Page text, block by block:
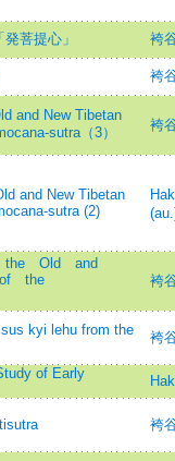
菩提心」 袴
袴
and New Tibetan
（3）
袴
and New Tibetan
(2)
the Old and
of the
袴
kyi lehu from the
袴
of Early
袴